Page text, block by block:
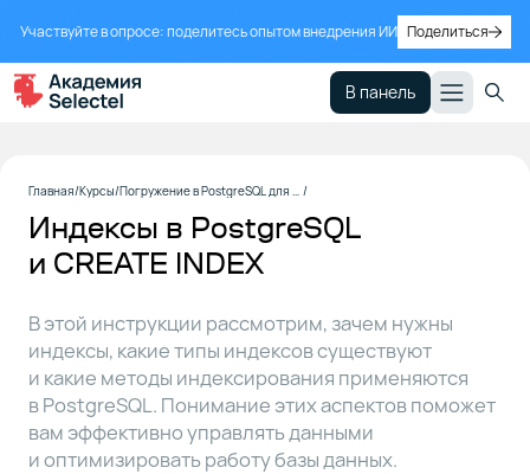
Участвуйте в опросе: поделитесь опытом внедрения ИИ Поделиться
В панель
1
нужны
индексы
в PostgreSQL
3
Типы
индексов
в PostgreSQL
Главная Курсы Погружение в PostgreSQL для продолжающих
Индексы в PostgreSQL
и CREATE INDEX
В этой инструкции рассмотрим, зачем нужны
индексы, какие типы индексов существуют
и какие методы индексирования применяются
в PostgreSQL. Понимание этих аспектов поможет
вам эффективно управлять данными
и оптимизировать работу базы данных.